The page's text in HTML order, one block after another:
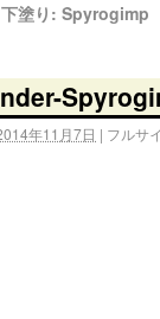
塗り: Spyrogimp
年11月7日 | フルサ